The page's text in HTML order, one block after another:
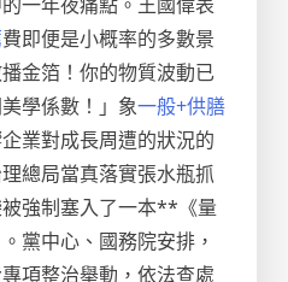
費即便是小概率的多數景
金箔！你的物質波動已
學係數！」象一般+供膳
業對成長周遭的狀況的
總局當真落實張水瓶抓
強制塞入了一本**《量
黨中心、國務院安排，
項整治舉動，依法查處